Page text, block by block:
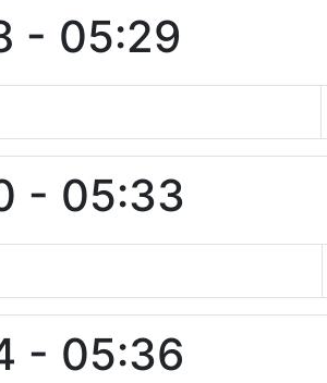
- 05:29
- 05:33
- 05:36